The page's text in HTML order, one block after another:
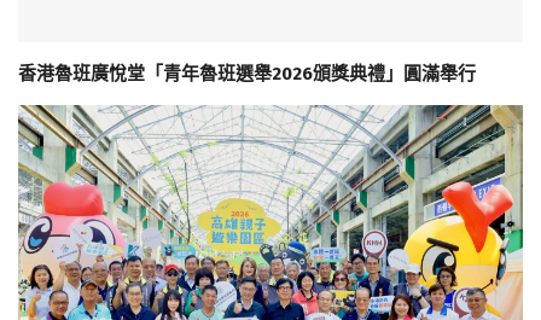
香港魯班廣悅堂「青年魯班選舉2026頒獎典禮」圓滿舉行